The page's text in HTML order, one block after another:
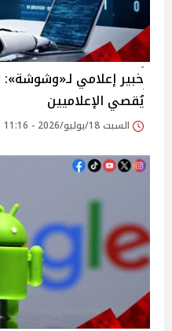
خبير إعلامي
يُقصي الإعلاميين
السبت 18/يوليو/2026 - 11:16 م